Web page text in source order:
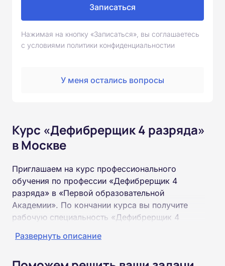
Записаться
Нажимая на кнопку «Записаться», вы соглашаетесь
с условиями политики конфиденциальностии
У меня остались вопросы
Курс «Дефибрерщик 4 разряда»
в Москве
Приглашаем на курс профессионального
обучения по профессии «Дефибрерщик 4
разряда» в «Первой образовательной
Академии». По кончании курса вы получите
рабочую специальность «Дефибрерщик 4
Развернуть описание